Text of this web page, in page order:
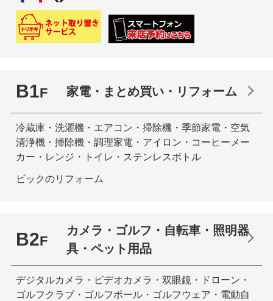
B1F 家電・まとめ買い・リフォーム
冷蔵庫・洗濯機・エアコン・掃除機・季節家電・空気
清浄機・掃除機・調理家電・アイロン・コーヒーメー
カー・レンジ・トイレ・ステンレスボトル
ビックのリフォーム
B2F
カメラ・ゴルフ・自転車・照明器
具・ペット用品
デジタルカメラ・ビデオカメラ・双眼鏡・ドローン・
ゴルフクラブ・ゴルフボール・ゴルフウェア・電動自